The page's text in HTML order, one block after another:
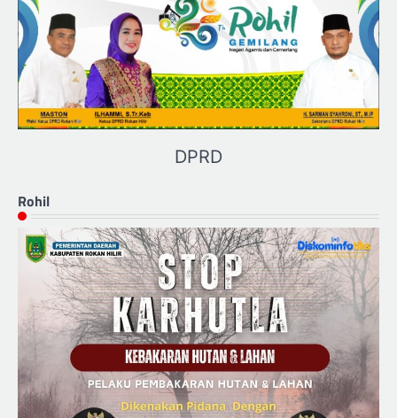
DPRD
Rohil